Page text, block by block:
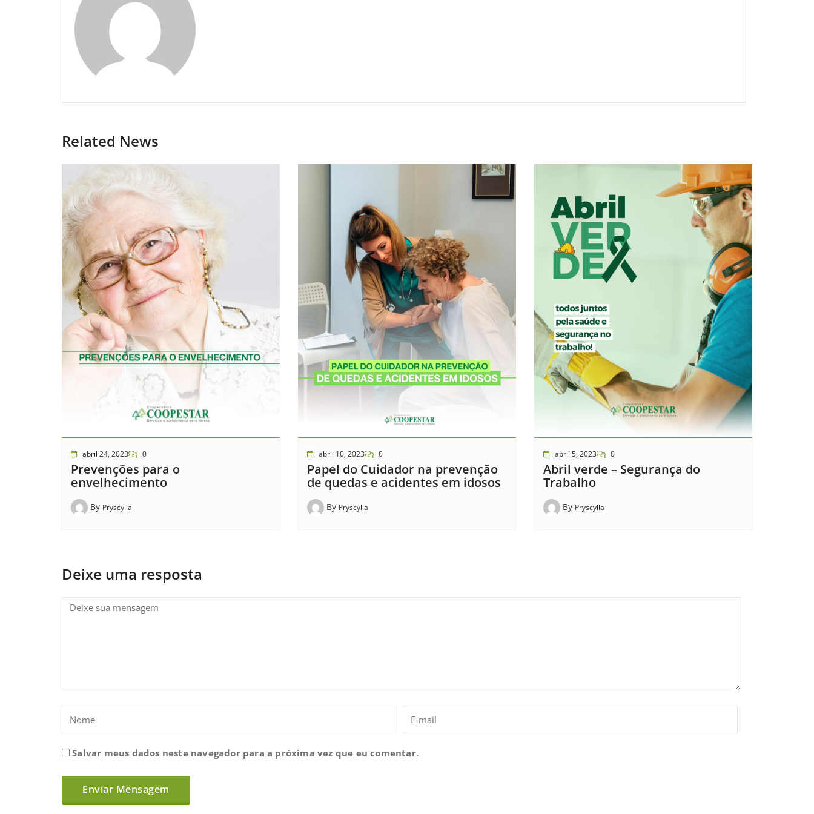
Related News
abril 24, 2023 0
Prevenções para o
envelhecimento
By Pryscylla
abril 10, 2023 0
Papel do Cuidador na prevenção
de quedas e acidentes em idosos
By Pryscylla
abril 5, 2023 0
Abril verde – Segurança do
Trabalho
By Pryscylla
Deixe uma resposta
Salvar meus dados neste navegador para a próxima vez que eu comentar.